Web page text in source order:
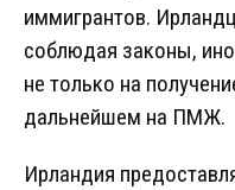
иммигрантов.
соблюдая законы,
не только на
дальнейшем на ПМЖ.
Ирландия